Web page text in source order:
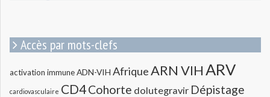
Accès par mots-clefs
activation immuneADN-VIH AfriqueARN VIHARV
cardiovasculaire CD4Cohorte dolutegravir Dépistage